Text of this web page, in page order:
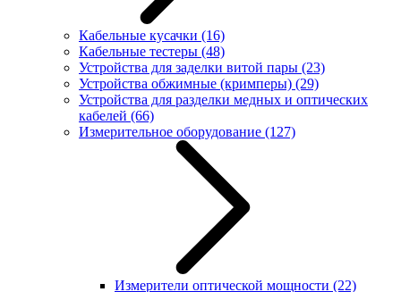
Кабельные кусачки (16)
Кабельные тестеры (48)
Устройства для заделки витой пары (23)
Устройства обжимные (кримперы) (29)
Устройства для разделки медных и оптических
кабелей (66)
Измерительное оборудование (127)
Измерители оптической мощности (22)